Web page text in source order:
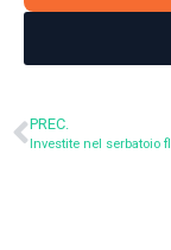
PREC.
Investite nel serbatoio